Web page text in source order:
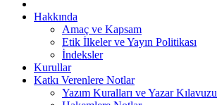
Hakkında
Amaç ve Kapsam
Etik İlkeler ve Yayın Politikası
İndeksler
Kurullar
Katkı Verenlere Notlar
Yazım Kuralları ve Yazar Kılavuzu